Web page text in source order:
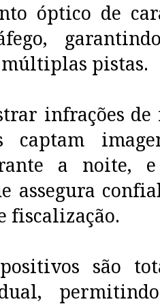
óptico de
pistas.
infrações de
captam
a noite,
assegura
fiscalização.
são